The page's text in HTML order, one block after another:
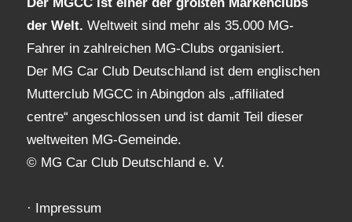
der Welt. Weltweit sind mehr als 35.000 MG-
Fahrer in zahlreichen MG-Clubs organisiert.
Der MG Car Club Deutschland ist dem englischen
Mutterclub MGCC in Abingdon als „affiliated
centre“ angeschlossen und ist damit Teil dieser
weltweiten MG-Gemeinde.
© MG Car Club Deutschland e. V.
· Impressum